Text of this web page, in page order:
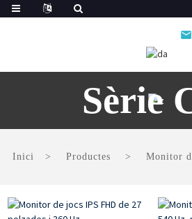
Sèrie
Inici Productes Monitor